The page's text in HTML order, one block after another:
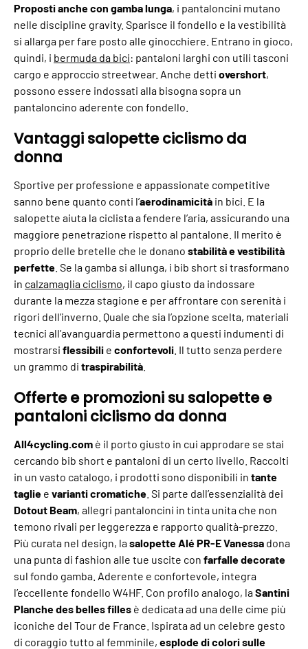
Proposti anche con gamba lunga, i pantaloncini mutano
nelle discipline gravity. Sparisce il fondello e la vestibilità
si allarga per fare posto alle ginocchiere. Entrano in gioco,
quindi, i bermuda da bici: pantaloni larghi con utili tasconi
cargo e approccio streetwear. Anche detti overshort,
possono essere indossati alla bisogna sopra un
pantaloncino aderente con fondello.
Vantaggi salopette ciclismo da
donna
Sportive per professione e appassionate competitive
sanno bene quanto conti l’aerodinamicità in bici. E la
salopette aiuta la ciclista a fendere l’aria, assicurando una
maggiore penetrazione rispetto al pantalone. Il merito è
proprio delle bretelle che le donano stabilità e vestibilità
perfette . Se la gamba si allunga, i bib short si trasformano
in calzamaglia ciclismo, il capo giusto da indossare
durante la mezza stagione e per affrontare con serenità i
rigori dell’inverno. Quale che sia l’opzione scelta, materiali
tecnici all’avanguardia permettono a questi indumenti di
mostrarsi flessibili e confortevoli . Il tutto senza perdere
un grammo di traspirabilità
Offerte e promozioni su salopette e
pantaloni ciclismo da donna
All4cycling.com è il porto giusto in cui approdare se stai
cercando bib short e pantaloni di un certo livello. Raccolti
in un vasto catalogo, i prodotti sono disponibili in tante
taglie e varianti cromatiche . Si parte dall’essenzialità dei
Dotout Beam, allegri pantaloncini in tinta unita che non
temono rivali per leggerezza e rapporto qualità-prezzo.
Più curata nel design, lasalopette Alé PR-E Vanessa dona
una punta di fashion alle tue uscite con farfalle decorate
sul fondo gamba. Aderente e confortevole, integra
l’eccellente fondello W4HF. Con profilo analogo, laSantini
Planche des belles filles è dedicata ad una delle cime più
iconiche del Tour de France. Ispirata ad un celebre gesto
di coraggio tutto al femminile, esplode di colori sulle